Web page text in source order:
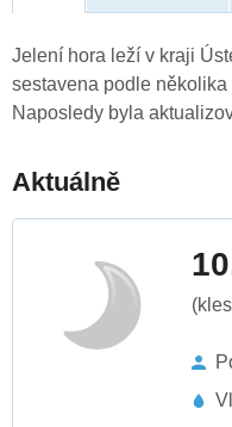
Jelení hora leží v kraji
sestavena podle
Naposledy byla
Aktuálně